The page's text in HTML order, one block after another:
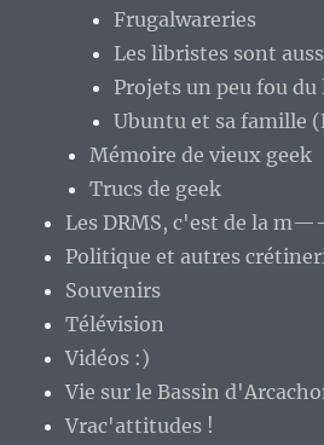
Frugalwareries
Les libristes sont
Projets un peu fou
Ubuntu et sa famille
Mémoire de vieux geek
Trucs de geek
Les DRMS, c'est de la
Politique et autres
Souvenirs
Télévision
Vidéos :)
Vie sur le Bassin
Vrac'attitudes !